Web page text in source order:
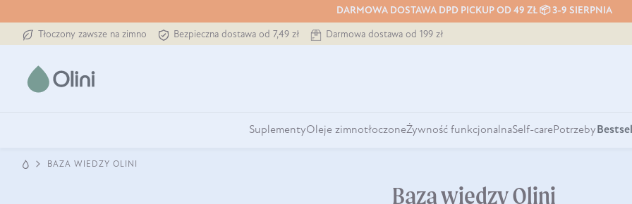
DARMOWA DOSTAWA DPD PICKUP OD 49 ZŁ 📦 3-9 SIERPNIA
Tłoczony zawsze na zimno Bezpieczna dostawa od 7,49 zł Darmowa dostawa od 199 zł
SuplementyOleje zimnotłoczoneŻywność funkcjonalnaSelf-carePotrzeby
BAZA WIEDZY OLINI
Baza wiedzy Olini